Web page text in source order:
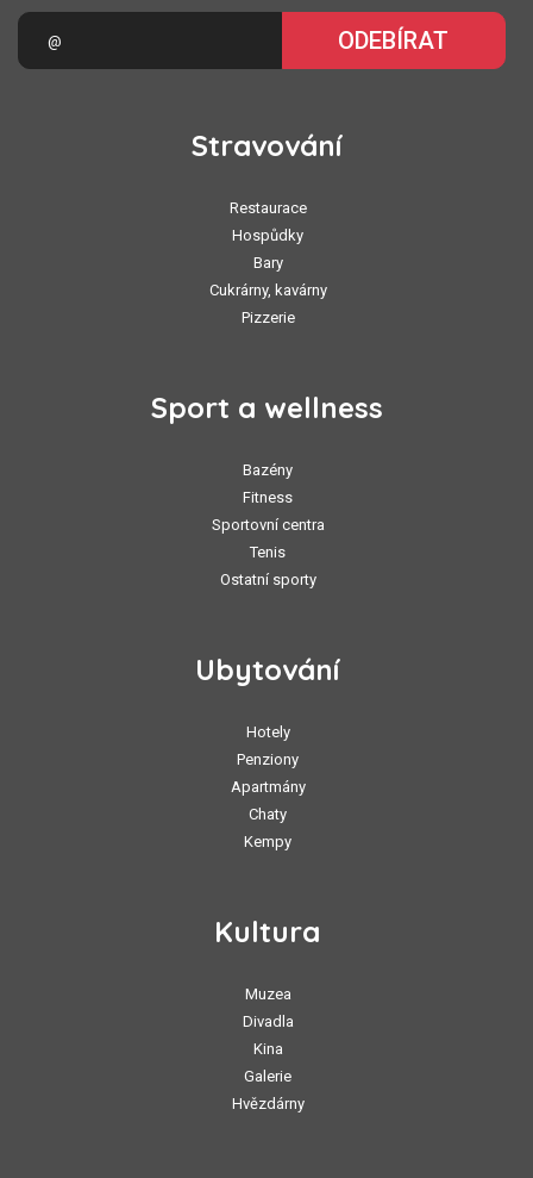
ODEBÍRAT
Stravování
Restaurace
Hospůdky
Bary
Cukrárny, kavárny
Pizzerie
Sport a wellness
Bazény
Fitness
Sportovní centra
Tenis
Ostatní sporty
Ubytování
Hotely
Penziony
Apartmány
Chaty
Kempy
Kultura
Muzea
Divadla
Kina
Galerie
Hvězdárny